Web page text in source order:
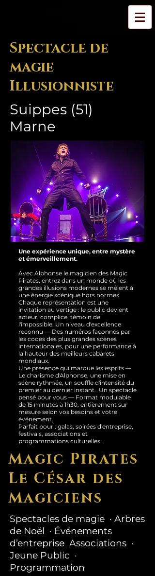
Spectacle de
magie
Illusionniste
Suippes (51)
Marne
Une expérience unique, entre mystère
et émerveillement.
Avec Alphonse le magicien des Magic
Pirates, entrez dans un monde où les
grandes illusions modernes se mêlent à
une énergie scénique hors normes.
Chaque représentation est une
invitation au vertige : le public devient
acteur, complice, témoin de
l'impossible. Un niveau d'excellence
reconnu — Des numéros façonnés par
les codes des plus grandes scènes
internationales, pour une performance à
la hauteur des meilleurs cabarets
mondiaux.
Une présence qui marque les esprits —
Le charisme d'Alphonse, une mise en
scène rythmée, un souffle d'intensité du
premier au dernier instant. Un spectacle
pensé pour vous — Format modulable
de 15 minutes à 1h30, entièrement sur
mesure selon vos besoins et votre
événement.
Parfait pour : galas, soirées d'entreprise,
festivals, associations et
programmations culturelles.
Magic Pirates
Le César des
Magiciens
Spectacles de magie · Arbres
de Noël · Événements
d’entreprise Associations ·
Jeune Public ·
Programmation